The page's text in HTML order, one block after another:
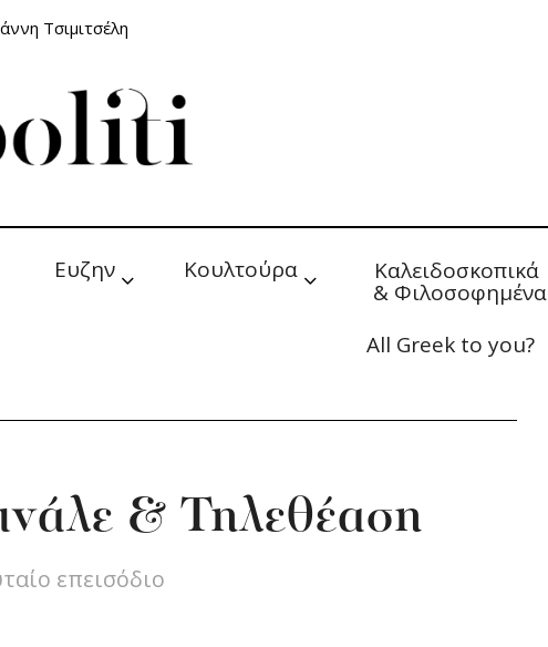
Τσιμιτσέλη
Ευζην Κουλτούρα Καλειδοσκοπικά
& Φιλοσοφημένα
All Greek to you?
& Τηλεθέαση
επεισόδιο